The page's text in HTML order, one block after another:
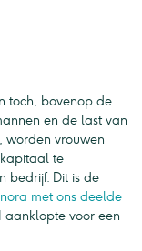
toch, bovenop de
en de last van
worden vrouwen
te
bedrijf. Dit is de
met ons deelde
voor een